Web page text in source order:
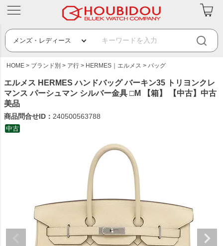
HOME ブランド別 ア行 HERMES｜エルメス バッグ
エルメス HERMES ハンドバッグ バーキン35 トリヨンクレ
マンス パーシュマン シルバー金具 □M 【箱】 【中古】中古
美品
商品問合せID： 240500563788
中古